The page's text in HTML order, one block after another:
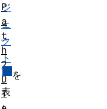
ジ
ェ
ク
ト
を
表
P
a
t
h
2
D
T